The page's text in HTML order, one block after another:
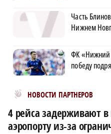
Часть
Нижнем
ФК «Нижний
победу
НОВОСТИ ПАРТНЕРОВ
Новости МирТесен
4 рейса задерживают
аэропорту из-за